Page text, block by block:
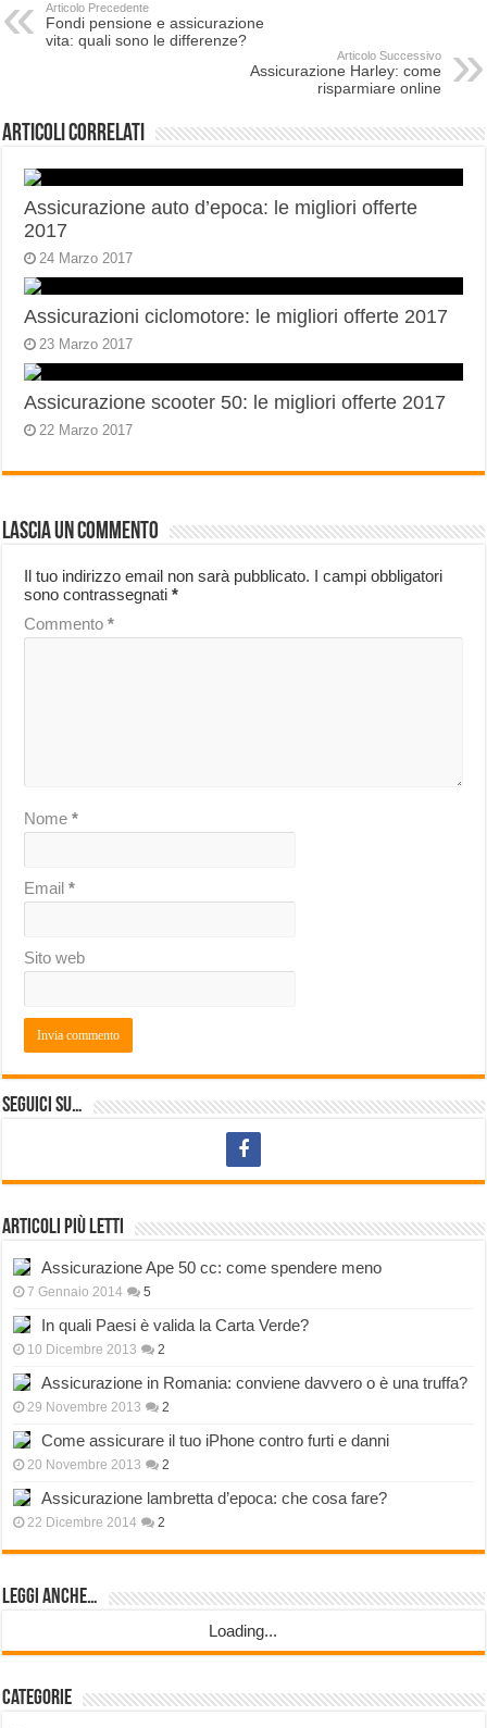
Articolo Precedente
Fondi pensione e assicurazione
vita: quali sono le differenze?
Articolo Successivo
Assicurazione Harley: come
risparmiare online
Articoli correlati
Assicurazione auto d’epoca: le migliori offerte
2017
24 Marzo 2017
Assicurazioni ciclomotore: le migliori offerte 2017
23 Marzo 2017
Assicurazione scooter 50: le migliori offerte 2017
22 Marzo 2017
Lascia un commento
Il tuo indirizzo email non sarà pubblicato. I campi obbligatori
sono contrassegnati*
Commento*
Nome*
Email*
Sito web
Seguici su…
Articoli più letti
Assicurazione Ape 50 cc: come spendere meno
7 Gennaio 2014 5
In quali Paesi è valida la Carta Verde?
10 Dicembre 2013 2
Assicurazione in Romania: conviene davvero o è una truffa?
29 Novembre 2013 2
Come assicurare il tuo iPhone contro furti e danni
20 Novembre 2013 2
Assicurazione lambretta d’epoca: che cosa fare?
22 Dicembre 2014 2
Leggi anche…
Loading...
Categorie